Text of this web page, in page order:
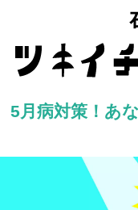
5月病対策！あ